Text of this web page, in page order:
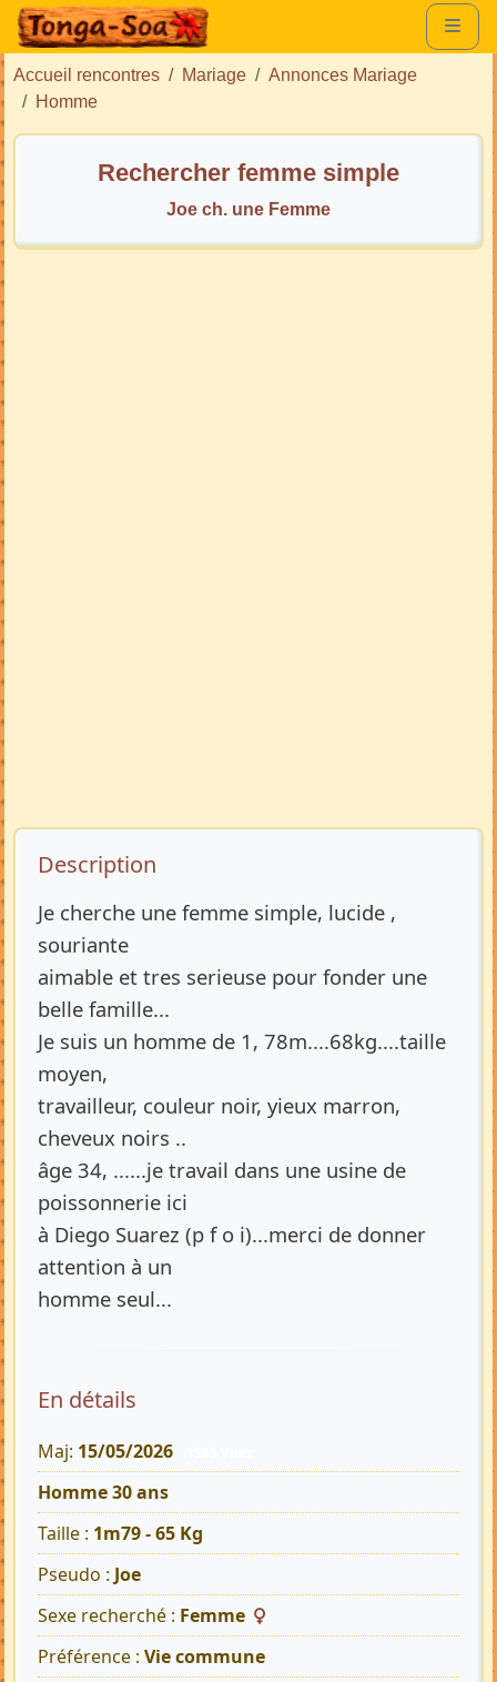
Accueil rencontres Mariage
Annonces Mariage
Homme
Rechercher femme simple
Joe ch. une Femme
Description de l’annonce
Description
Je cherche une femme simple, lucide ,
souriante
aimable et tres serieuse pour fonder une
belle famille...
Je suis un homme de 1, 78m....68kg....taille
moyen,
travailleur, couleur noir, yieux marron,
cheveux noirs ..
âge 34, ......je travail dans une usine de
poissonnerie ici
à Diego Suarez (p f o i)...merci de donner
attention à un
homme seul...
En détails
Maj: 15/05/2026
Homme 30 ans
Taille : 1m79 - 65 Kg
Pseudo : Joe
Sexe recherché : Femme
Préférence : Vie commune